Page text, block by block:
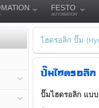
FESTO
AUTOMATION
ไฮดรอลิก ปั๊ม
ปั๊มไฮดรอลิ
ปั๊มไฮดรอลิก แบบ